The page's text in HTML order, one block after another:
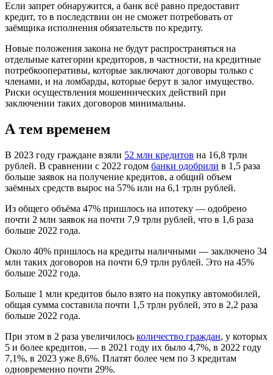
Если запрет обнаружится, а банк всё равно предоставит
кредит, то в последствии он не сможет потребовать от
заёмщика исполнения обязательств по кредиту.
Новые положения закона не будут распространяться на
отдельные категории кредиторов, в частности, на кредитные
потребкооперативы, которые заключают договоры только с
членами, и на ломбарды, которые берут в залог имущество.
Риски осуществления мошеннических действий при
заключении таких договоров минимальны.
А тем временем
В 2023 году граждане взяли 52 млн кредитов на 16,8 трлн
рублей. В сравнении с 2022 годом банки одобрили в 1,5 раза
больше заявок на получение кредитов, а общий объем
заёмных средств вырос на 57% или на 6,1 трлн рублей.
Из общего объёма 47% пришлось на ипотеку — одобрено
почти 2 млн заявок на почти 7,9 трлн рублей, что в 1,6 раза
больше 2022 года.
Около 40% пришлось на кредиты наличными — заключено 34
млн таких договоров на почти 6,9 трлн рублей. Это на 45%
больше 2022 года.
Больше 1 млн кредитов было взято на покупку автомобилей,
общая сумма составила почти 1,5 трлн рублей, это в 2,2 раза
больше 2022 года.
При этом в 2 раза увеличилось количество граждан, у которых
5 и более кредитов, — в 2021 году их было 4,7%, в 2022 году
7,1%, в 2023 уже 8,6%. Платят более чем по 3 кредитам
одновременно почти 29%.